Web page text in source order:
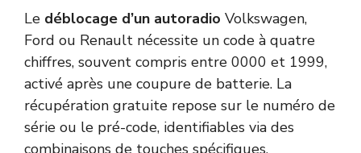
Le déblocage d’un autoradio Volkswagen,
Ford ou Renault nécessite un code à quatre
chiffres, souvent compris entre 0000 et 1999,
activé après une coupure de batterie. La
récupération gratuite repose sur le numéro de
série ou le pré-code, identifiables via des
combinaisons de touches spécifiques.